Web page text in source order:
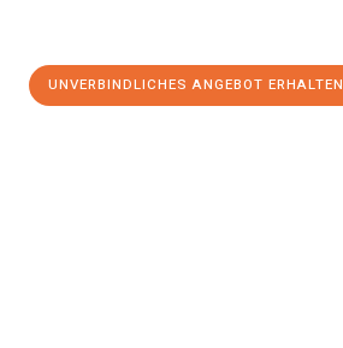
UNVERBINDLICHES ANGEBOT ERHALTEN